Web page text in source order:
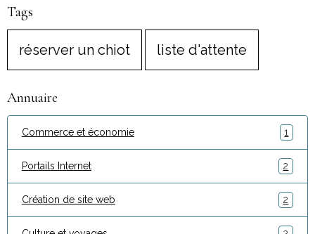
Tags
réserver un chiot liste d'attente
Annuaire
Commerce et économie 1
Portails Internet 2
Création de site web 2